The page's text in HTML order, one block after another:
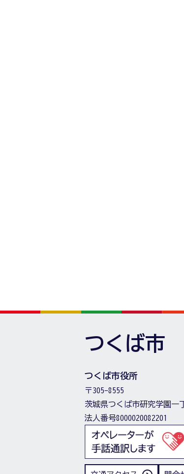
つくば市
つくば市役所
〒305-8555
茨城県つくば市研究学園一
法人番号8000020082201